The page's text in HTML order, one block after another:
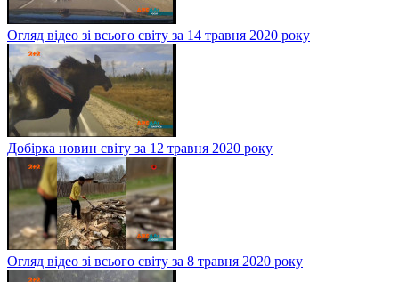
Огляд відео зі всього світу за 14 травня 2020 року
Добірка новин світу за 12 травня 2020 року
Огляд відео зі всього світу за 8 травня 2020 року